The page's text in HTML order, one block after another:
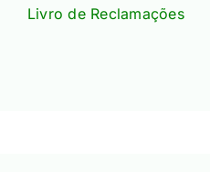
Livro de Reclamações